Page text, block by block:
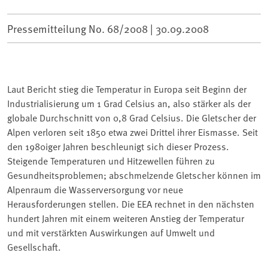
Pressemitteilung No. 68/2008 | 30.09.2008
Laut Bericht stieg die Temperatur in Europa seit Beginn der
Industrialisierung um 1 Grad Celsius an, also stärker als der
globale Durchschnitt von 0,8 Grad Celsius. Die Gletscher der
Alpen verloren seit 1850 etwa zwei Drittel ihrer Eismasse. Seit
den 1980iger Jahren beschleunigt sich dieser Prozess.
Steigende Temperaturen und Hitzewellen führen zu
Gesundheitsproblemen; abschmelzende Gletscher können im
Alpenraum die Wasserversorgung vor neue
Herausforderungen stellen. Die EEA rechnet in den nächsten
hundert Jahren mit einem weiteren Anstieg der Temperatur
und mit verstärkten Auswirkungen auf Umwelt und
Gesellschaft.